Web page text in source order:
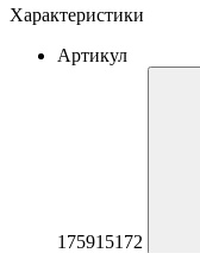
Характеристики
Артикул
175915172